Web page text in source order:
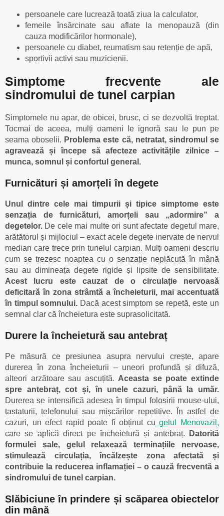
persoanele care lucrează toată ziua la calculator,
femeile însărcinate sau aflate la menopauză (din
cauza modificărilor hormonale),
persoanele cu diabet, reumatism sau retenție de apă,
sportivii activi sau muzicienii.
Simptome frecvente ale
sindromului de tunel carpian
Simptomele nu apar, de obicei, brusc, ci se dezvoltă treptat.
Tocmai de aceea, mulți oameni le ignoră sau le pun pe
seama oboselii. Problema este că, netratat, sindromul se
agravează și începe să afecteze activitățile zilnice –
munca, somnul și confortul general.
Furnicături și amorțeli în degete
Unul dintre cele mai timpurii și tipice simptome este
senzația de furnicături, amorțeli sau „adormire” a
degetelor. De cele mai multe ori sunt afectate degetul mare,
arătătorul și mijlociul – exact acele degete inervate de nervul
median care trece prin tunelul carpian. Mulți oameni descriu
cum se trezesc noaptea cu o senzație neplăcută în mână
sau au dimineața degete rigide și lipsite de sensibilitate.
Acest lucru este cauzat de o circulație nervoasă
deficitară în zona strâmtă a încheieturii, mai accentuată
în timpul somnului. Dacă acest simptom se repetă, este un
semnal clar că încheietura este suprasolicitată.
Durere la încheietură sau antebraț
Pe măsură ce presiunea asupra nervului crește, apare
durerea în zona încheieturii – uneori profundă și difuză,
alteori arzătoare sau ascuțită. Aceasta se poate extinde
spre antebraț, cot și, în unele cazuri, până la umăr.
Durerea se intensifică adesea în timpul folosirii mouse-ului,
tastaturii, telefonului sau mișcărilor repetitive. În astfel de
cazuri, un efect rapid poate fi obținut cu gelul Menovazil ,
care se aplică direct pe încheietură și antebraț.
Datorită
formulei sale, gelul relaxează terminațiile nervoase,
stimulează circulația, încălzește zona afectată și
contribuie la reducerea inflamației – o cauză frecventă a
sindromului de tunel carpian.
Slăbiciune în prindere și scăparea obiectelor
din mână